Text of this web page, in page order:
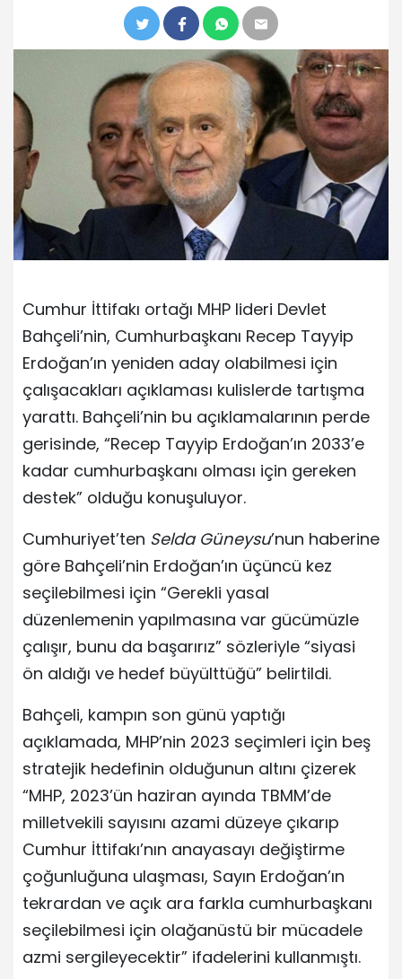
Cumhur İttifakı ortağı MHP lideri Devlet
Bahçeli’nin, Cumhurbaşkanı Recep Tayyip
Erdoğan’ın yeniden aday olabilmesi için
çalışacakları açıklaması kulislerde tartışma
yarattı. Bahçeli’nin bu açıklamalarının perde
gerisinde, “Recep Tayyip Erdoğan’ın 2033’e
kadar cumhurbaşkanı olması için gereken
destek” olduğu konuşuluyor.
Cumhuriyet’ten Selda Güneysu’nun haberine
göre Bahçeli’nin Erdoğan’ın üçüncü kez
seçilebilmesi için “Gerekli yasal
düzenlemenin yapılmasına var gücümüzle
çalışır, bunu da başarırız” sözleriyle “siyasi
ön aldığı ve hedef büyülttüğü” belirtildi.
Bahçeli, kampın son günü yaptığı
açıklamada, MHP’nin 2023 seçimleri için beş
stratejik hedefinin olduğunun altını çizerek
“MHP, 2023’ün haziran ayında TBMM’de
milletvekili sayısını azami düzeye çıkarıp
Cumhur İttifakı’nın anayasayı değiştirme
çoğunluğuna ulaşması, Sayın Erdoğan’ın
tekrardan ve açık ara farkla cumhurbaşkanı
seçilebilmesi için olağanüstü bir mücadele
azmi sergileyecektir” ifadelerini kullanmıştı.